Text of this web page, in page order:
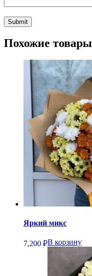
Похожие товары
Яркий микс
7,200 ₽В корзину